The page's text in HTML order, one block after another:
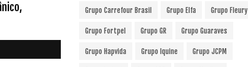
Grupo Carrefour Brasil Grupo Elfa Grupo Fleury
Grupo Fortpel Grupo GR Grupo Guaraves
Grupo Hapvida Grupo Iquine Grupo JCPM